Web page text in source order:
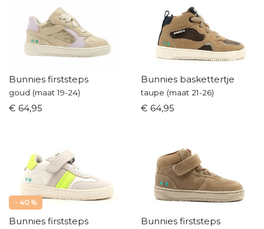
Bunnies firststeps
goud (maat 19-24)
€ 64,95
Bunnies baskettertje
taupe (maat 21-26)
€ 64,95
- 40 %
Bunnies firststeps Bunnies firststeps